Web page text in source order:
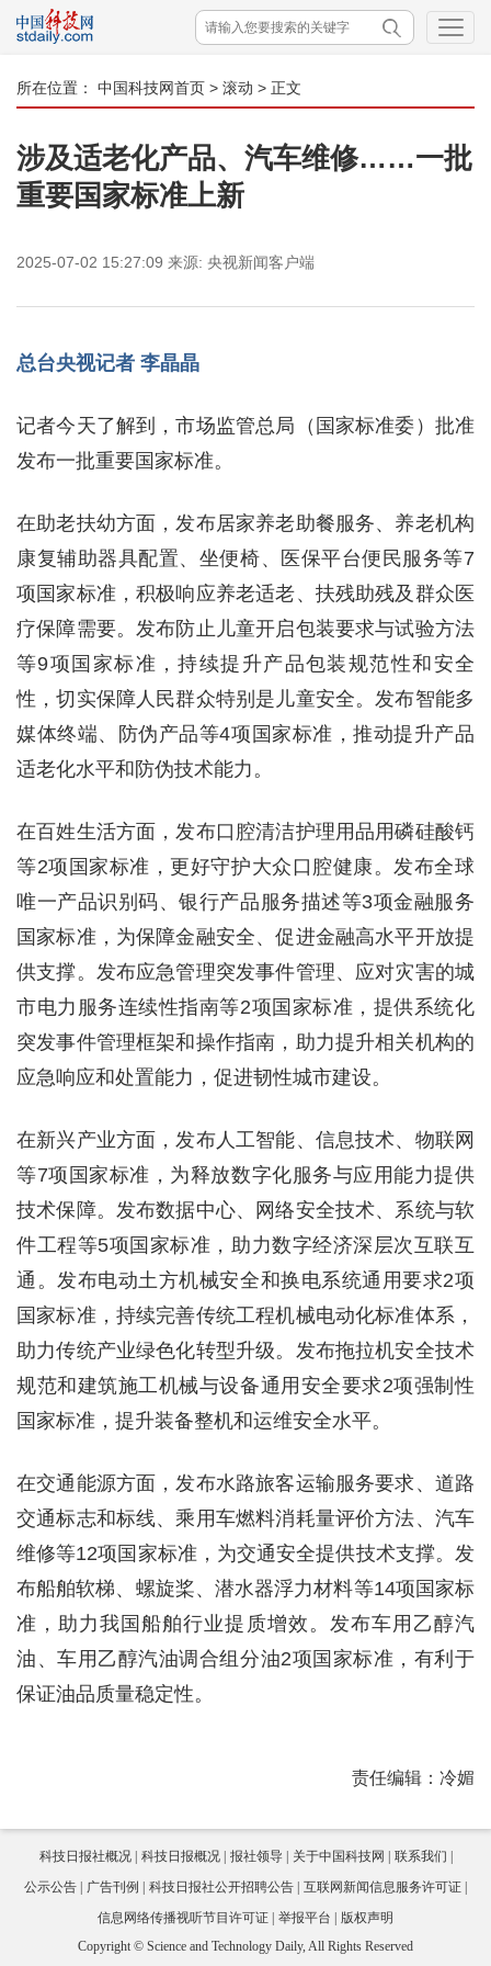
所在位置： 中国科技网首页 > 滚动 > 正文
涉及适老化产品、汽车维修……一批
重要国家标准上新
2025-07-02 15:27:09 来源: 央视新闻客户端
总台央视记者 李晶晶
记者今天了解到，市场监管总局（国家标准委）批准
发布一批重要国家标准。
在助老扶幼方面，发布居家养老助餐服务、养老机构
康复辅助器具配置、坐便椅、医保平台便民服务等7
项国家标准，积极响应养老适老、扶残助残及群众医
疗保障需要。发布防止儿童开启包装要求与试验方法
等9项国家标准，持续提升产品包装规范性和安全
性，切实保障人民群众特别是儿童安全。发布智能多
媒体终端、防伪产品等4项国家标准，推动提升产品
适老化水平和防伪技术能力。
在百姓生活方面，发布口腔清洁护理用品用磷硅酸钙
等2项国家标准，更好守护大众口腔健康。发布全球
唯一产品识别码、银行产品服务描述等3项金融服务
国家标准，为保障金融安全、促进金融高水平开放提
供支撑。发布应急管理突发事件管理、应对灾害的城
市电力服务连续性指南等2项国家标准，提供系统化
突发事件管理框架和操作指南，助力提升相关机构的
应急响应和处置能力，促进韧性城市建设。
在新兴产业方面，发布人工智能、信息技术、物联网
等7项国家标准，为释放数字化服务与应用能力提供
技术保障。发布数据中心、网络安全技术、系统与软
件工程等5项国家标准，助力数字经济深层次互联互
通。发布电动土方机械安全和换电系统通用要求2项
国家标准，持续完善传统工程机械电动化标准体系，
助力传统产业绿色化转型升级。发布拖拉机安全技术
规范和建筑施工机械与设备通用安全要求2项强制性
国家标准，提升装备整机和运维安全水平。
在交通能源方面，发布水路旅客运输服务要求、道路
交通标志和标线、乘用车燃料消耗量评价方法、汽车
维修等12项国家标准，为交通安全提供技术支撑。发
布船舶软梯、螺旋桨、潜水器浮力材料等14项国家标
准，助力我国船舶行业提质增效。发布车用乙醇汽
油、车用乙醇汽油调合组分油2项国家标准，有利于
保证油品质量稳定性。
责任编辑：冷媚
科技日报社概况 科技日报概况 报社领导 关于中国科技网
联系我们
公示公告
广告刊例 科技日报社公开招聘公告
互联网新闻信息服务许可证
信息网络传播视听节目许可证
举报平台
版权声明
Copyright © Science and Technology Daily, All Rights Reserved